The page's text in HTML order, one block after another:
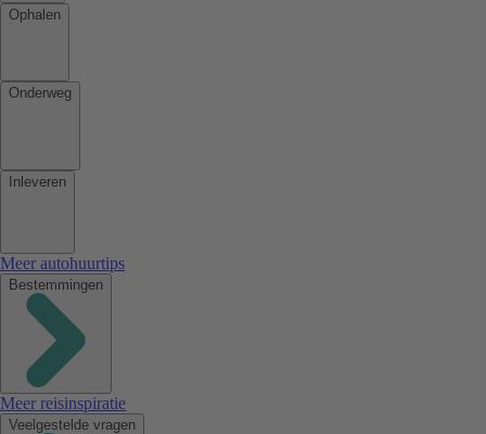
Ophalen
Onderweg
Inleveren
Meer autohuurtips
Bestemmingen
Meer reisinspiratie
Veelgestelde vragen